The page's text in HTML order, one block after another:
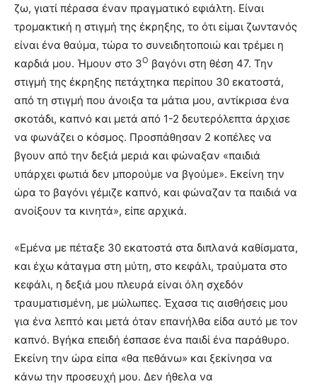
ζω, γιατί πέρασα έναν πραγματικό εφιάλτη. Είναι
τρομακτική η στιγμή της έκρηξης, το ότι είμαι ζωντανός
είναι ένα θαύμα, τώρα το συνειδητοποιώ και τρέμει η
καρδιά μου. Ήμουν στο 3Ο βαγόνι στη θέση 47. Την
στιγμή της έκρηξης πετάχτηκα περίπου 30 εκατοστά,
από τη στιγμή που άνοιξα τα μάτια μου, αντίκρισα ένα
σκοτάδι, καπνό και μετά από 1-2 δευτερόλεπτα άρχισε
να φωνάζει ο κόσμος. Προσπάθησαν 2 κοπέλες να
βγουν από την δεξιά μεριά και φώναξαν «παιδιά
υπάρχει φωτιά δεν μπορούμε να βγούμε». Εκείνη την
ώρα το βαγόνι γέμιζε καπνό, και φώναζαν τα παιδιά να
ανοίξουν τα κινητά», είπε αρχικά.
«Εμένα με πέταξε 30 εκατοστά στα διπλανά καθίσματα,
και έχω κάταγμα στη μύτη, στο κεφάλι, τραύματα στο
κεφάλι, η δεξιά μου πλευρά είναι όλη σχεδόν
τραυματισμένη, με μώλωπες. Έχασα τις αισθήσεις μου
για ένα λεπτό και μετά όταν επανήλθα είδα αυτό με τον
καπνό. Βγήκα επειδή έσπασε ένα παιδί ένα παράθυρο.
Εκείνη την ώρα είπα «θα πεθάνω» και ξεκίνησα να
κάνω την προσευχή μου. Δεν ήθελα να